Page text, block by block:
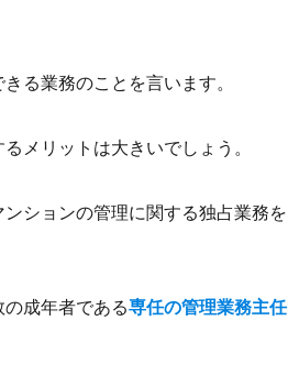
る業務のことを言います。
メリットは大きいでしょう。
ションの管理に関する独占業務を
成年者である専任の管理業務主任